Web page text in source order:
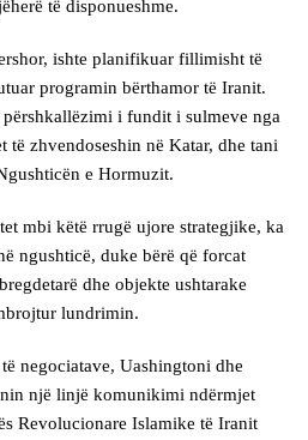
të disponueshme.
ishte planifikuar fillimisht të
programin bërthamor të Iranit.
i fundit i sulmeve nga
të zhvendoseshin në Katar, dhe tani
e Hormuzit.
mbi këtë rrugë ujore strategjike, ka
ngushticë, duke bërë që forcat
dhe objekte ushtarake
lundrimin.
negociatave, Uashingtoni dhe
një linjë komunikimi ndërmjet
Revolucionare Islamike të Iranit